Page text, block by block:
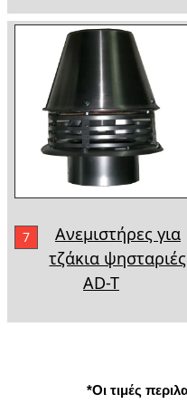
7
Ανεμιστήρες για
τζάκια ψησταριές
AD-T
*Οι τιμές